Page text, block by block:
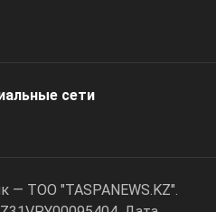
cети
— ТОО "TASPANEWS.KZ".